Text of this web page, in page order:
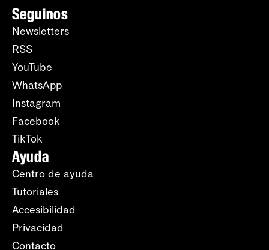
Seguinos
Newsletters
RSS
YouTube
WhatsApp
Instagram
Facebook
TikTok
Ayuda
Centro de ayuda
Tutoriales
Accesibilidad
Privacidad
Contacto